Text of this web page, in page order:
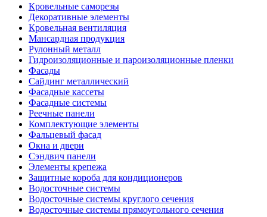
Кровельные саморезы
Декоративные элементы
Кровельная вентиляция
Мансардная продукция
Рулонный металл
Гидроизоляционные и пароизоляционные пленки
Фасады
Сайдинг металлический
Фасадные кассеты
Фасадные системы
Реечные панели
Комплектующие элементы
Фальцевый фасад
Окна и двери
Сэндвич панели
Элементы крепежа
Защитные короба для кондиционеров
Водосточные системы
Водосточные системы круглого сечения
Водосточные системы прямоугольного сечения